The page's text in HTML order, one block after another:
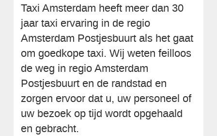
Taxi Amsterdam heeft meer dan 30
jaar taxi ervaring in de regio
Amsterdam Postjesbuurt als het gaat
om goedkope taxi. Wij weten feilloos
de weg in regio Amsterdam
Postjesbuurt en de randstad en
zorgen ervoor dat u, uw personeel of
uw bezoek op tijd wordt opgehaald
en gebracht.